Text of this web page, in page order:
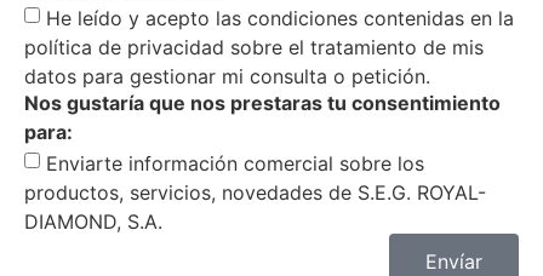
He leído y acepto las condiciones contenidas en la
política de privacidad sobre el tratamiento de mis
datos para gestionar mi consulta o petición.
Nos gustaría que nos prestaras tu consentimiento
para:
Enviarte información comercial sobre los
productos, servicios, novedades de S.E.G. ROYAL-
DIAMOND, S.A.
Envíar